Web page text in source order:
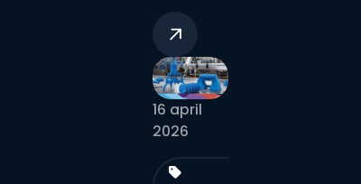
16 april
2026